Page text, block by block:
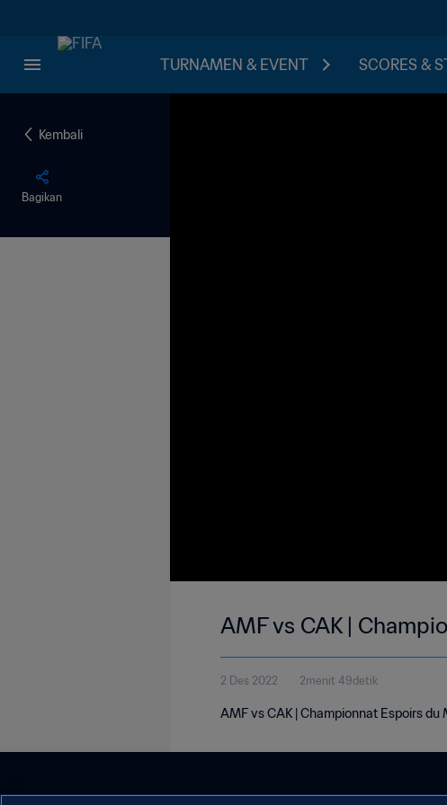
TURNAMEN & EVENT SCORES &
Kembali
Bagikan
AMF vs CAK |
2 Des 2022 2menit 49detik
AMF vs CAK | Championnat Espoirs